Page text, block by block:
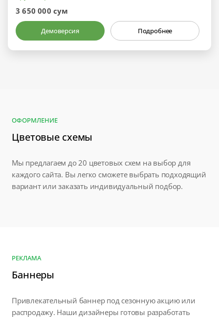
3 650 000 сум
Демоверсия Подробнее
ОФОРМЛЕНИЕ
Цветовые схемы
Мы предлагаем до 20 цветовых схем на выбор для
каждого сайта. Вы легко сможете выбрать подходящий
вариант или заказать индивидуальный подбор.
РЕКЛАМА
Баннеры
Привлекательный баннер под сезонную акцию или
распродажу. Наши дизайнеры готовы разработать